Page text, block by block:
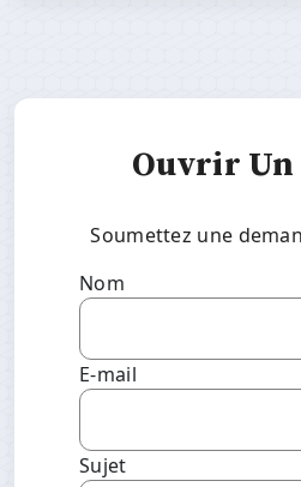
Ouvrir
Soumettez une
Nom
E-mail
Sujet